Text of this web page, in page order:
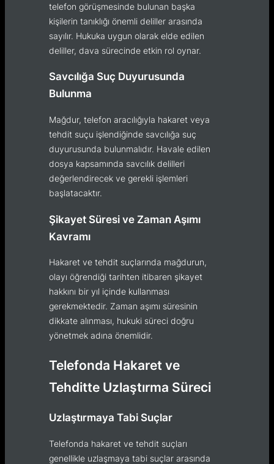
telefon görüşmesinde bulunan başka
kişilerin tanıklığı önemli deliller arasında
sayılır. Hukuka uygun olarak elde edilen
deliller, dava sürecinde etkin rol oynar.
Savcılığa Suç Duyurusunda
Bulunma
Mağdur, telefon aracılığıyla hakaret veya
tehdit suçu işlendiğinde savcılığa suç
duyurusunda bulunmalıdır. Havale edilen
dosya kapsamında savcılık delilleri
değerlendirecek ve gerekli işlemleri
başlatacaktır.
Şikayet Süresi ve Zaman Aşımı
Kavramı
Hakaret ve tehdit suçlarında mağdurun,
olayı öğrendiği tarihten itibaren şikayet
hakkını bir yıl içinde kullanması
gerekmektedir. Zaman aşımı süresinin
dikkate alınması, hukuki süreci doğru
yönetmek adına önemlidir.
Telefonda Hakaret ve
Tehditte Uzlaştırma Süreci
Uzlaştırmaya Tabi Suçlar
Telefonda hakaret ve tehdit suçları
genellikle uzlaşmaya tabi suçlar arasında